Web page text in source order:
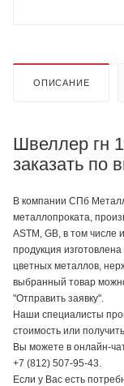
ОПИСАНИЕ
Швеллер гн
заказать по
В компании СПб
металлопроката,
ASTM, GB, в том
продукция
цветных металлов,
выбранный товар
"Отправить заявку".
Наши специалисты
стоимость или
Вы можете в онлайн-
+7 (812) 507-95-43.
Если у Вас есть